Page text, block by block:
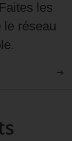
les
le réseau